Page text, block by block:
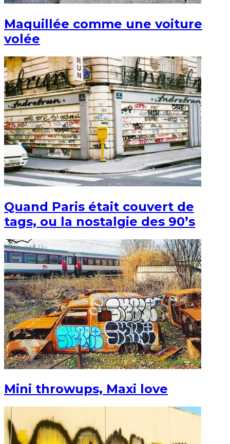
Maquillée comme une voiture
volée
Quand Paris était couvert de
tags, ou la nostalgie des 90’s
Mini throwups, Maxi love